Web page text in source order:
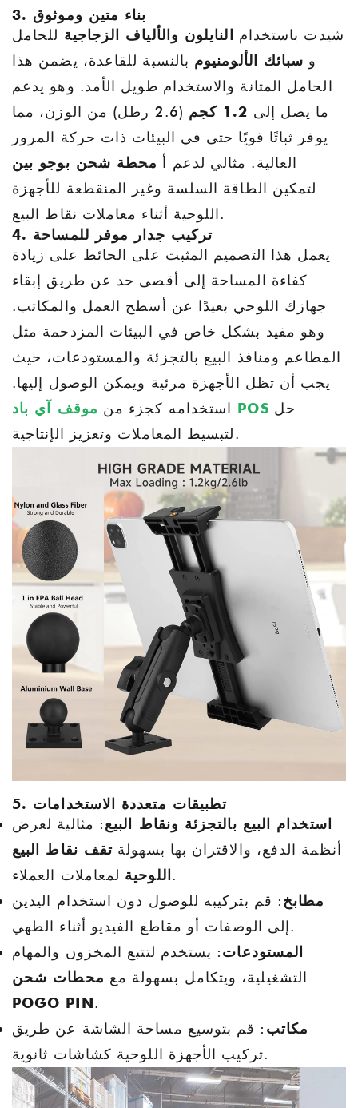
3. بناء متين وموثوق
شيدت باستخدام النايلون والألياف الزجاجية للحامل
و سبائك الألومنيوم بالنسبة للقاعدة، يضمن هذا
الحامل المتانة والاستخدام طويل الأمد. وهو يدعم
ما يصل إلى 1.2 كجم
(2.6 رطل) من الوزن، مما
يوفر ثباتًا قويًا حتى في البيئات ذات حركة المرور
العالية. مثالي لدعم أ محطة شحن بوجو بين
لتمكين الطاقة السلسة وغير المنقطعة للأجهزة
اللوحية أثناء معاملات نقاط البيع.
4. تركيب جدار موفر للمساحة
يعمل هذا التصميم المثبت على الحائط على زيادة
كفاءة المساحة إلى أقصى حد عن طريق إبقاء
جهازك اللوحي بعيدًا عن أسطح العمل والمكاتب.
وهو مفيد بشكل خاص في البيئات المزدحمة مثل
المطاعم ومنافذ البيع بالتجزئة والمستودعات، حيث
يجب أن تظل الأجهزة مرئية ويمكن الوصول إليها.
استخدامه كجزء من موقف آي باد POS
لتبسيط المعاملات وتعزيز الإنتاجية.
5. تطبيقات متعددة الاستخدامات
استخدام البيع بالتجزئة ونقاط البيع: مثالية لعرض
أنظمة الدفع، والاقتران بها بسهولة تقف نقاط البيع
اللوحيةلمعاملات العملاء.
مطابخ: قم بتركيبه للوصول دون استخدام اليدين
إلى الوصفات أو مقاطع الفيديو أثناء الطهي.
المستودعات: يستخدم لتتبع المخزون والمهام
التشغيلية، ويتكامل بسهولة مع محطات شحن
POGO PIN.
مكاتب : قم بتوسيع مساحة الشاشة عن طريق
تركيب الأجهزة اللوحية كشاشات ثانوية.